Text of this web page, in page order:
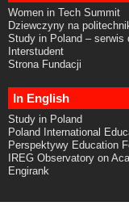
Women in Tech Summit
Dziewczyny na
Study in Poland – serwis
Interstudent
Strona Fundacji
In English
Study in Poland
Poland International
Perspektywy Education
IREG Observatory on
Engirank